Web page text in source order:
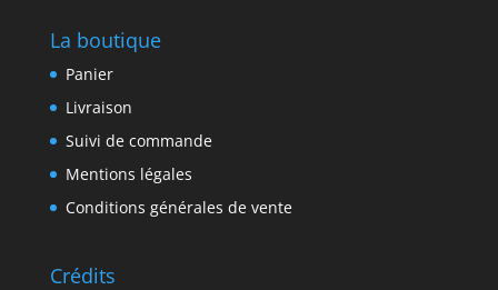
La boutique
Panier
Livraison
Suivi de commande
Mentions légales
Conditions générales de vente
Crédits